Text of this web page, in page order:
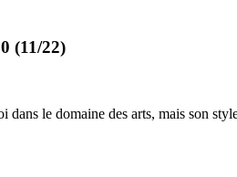
(11/22)
le domaine des arts, mais son